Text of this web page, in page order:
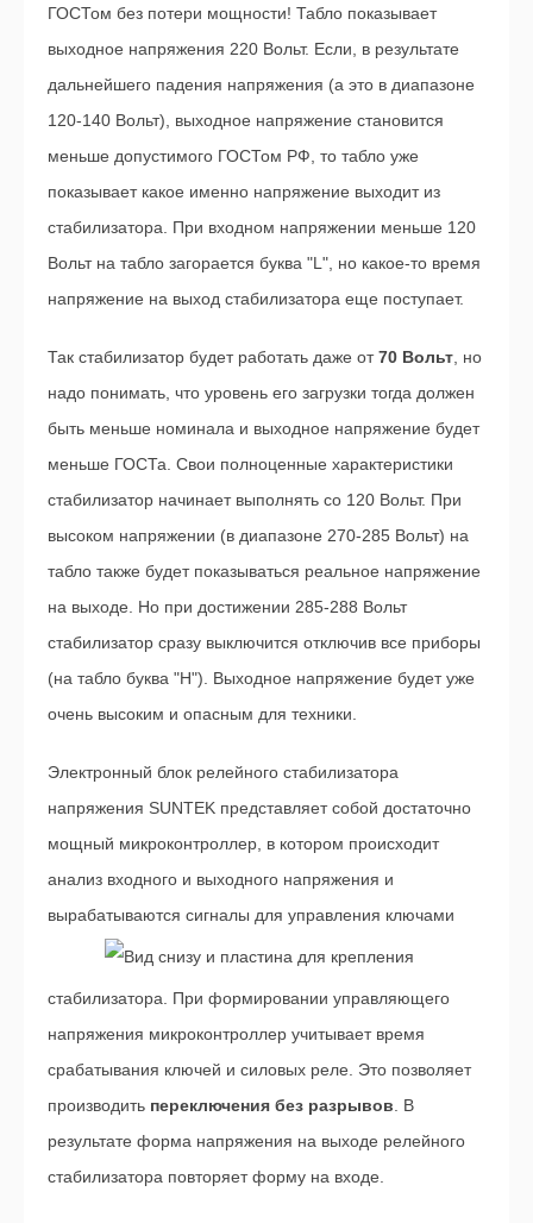
ГОСТом без потери мощности! Табло показывает
выходное напряжения 220 Вольт. Если, в результате
дальнейшего падения напряжения (а это в диапазоне
120-140 Вольт), выходное напряжение становится
меньше допустимого ГОСТом РФ, то табло уже
показывает какое именно напряжение выходит из
стабилизатора. При входном напряжении меньше 120
Вольт на табло загорается буква "L", но какое-то время
напряжение на выход стабилизатора еще поступает.
Так стабилизатор будет работать даже от70 Вольт , но
надо понимать, что уровень его загрузки тогда должен
быть меньше номинала и выходное напряжение будет
меньше ГОСТа. Свои полноценные характеристики
стабилизатор начинает выполнять со 120 Вольт. При
высоком напряжении (в диапазоне 270-285 Вольт) на
табло также будет показываться реальное напряжение
на выходе. Но при достижении 285-288 Вольт
стабилизатор сразу выключится отключив все приборы
(на табло буква "H"). Выходное напряжение будет уже
очень высоким и опасным для техники.
Электронный блок релейного стабилизатора
напряжения SUNTEK представляет собой достаточно
мощный микроконтроллер, в котором происходит
анализ входного и выходного напряжения и
вырабатываются сигналы для управления ключами
стабилизатора. При формировании управляющего
напряжения микроконтроллер учитывает время
срабатывания ключей и силовых реле. Это позволяет
производить переключения без разрывов . В
результате форма напряжения на выходе релейного
стабилизатора повторяет форму на входе.